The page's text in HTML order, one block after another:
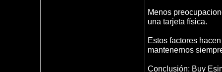
Menos
una tarjeta física.
Estos factores
mantenernos
Conclusión: Buy